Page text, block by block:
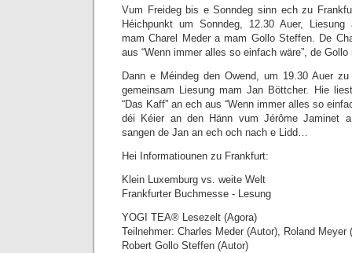
Vum Freideg bis e Sonndeg sinn ech zu
Héichpunkt um Sonndeg, 12.30 Auer,
mam Charel Meder a mam Gollo Steffen. De
aus “Wenn immer alles so einfach wäre”, de Gollo
Dann e Méindeg den Owend, um 19.30 Auer
gemeinsam Liesung mam Jan Böttcher. Hie
“Das Kaff” an ech aus “Wenn immer alles so
déi Kéier an den Hänn vum Jérôme Jaminet
sangen de Jan an ech och nach e Lidd…
Hei Informatiounen zu Frankfurt:
Klein Luxemburg vs. weite Welt
Frankfurter Buchmesse - Lesung
YOGI TEA® Lesezelt (Agora)
Teilnehmer: Charles Meder (Autor), Roland Meyer
Robert Gollo Steffen (Autor)